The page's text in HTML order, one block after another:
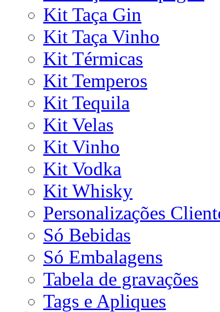
Kit Taça Gin
Kit Taça Vinho
Kit Térmicas
Kit Temperos
Kit Tequila
Kit Velas
Kit Vinho
Kit Vodka
Kit Whisky
Personalizações
Só Bebidas
Só Embalagens
Tabela de gravações
Tags e Apliques